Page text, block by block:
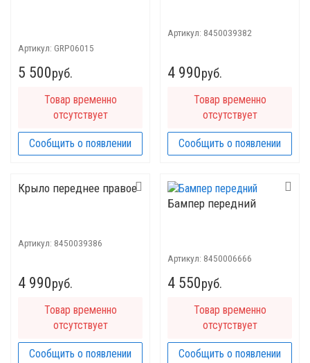
Артикул: GRP06015
5 500руб.
Товар временно
отсутствует
Сообщить о появлении
Артикул: 8450039382
4 990руб.
Товар временно
отсутствует
Сообщить о появлении
Крыло переднее правое
Артикул: 8450039386
4 990руб.
Товар временно
отсутствует
Сообщить о появлении
Бампер передний
Артикул: 8450006666
4 550руб.
Товар временно
отсутствует
Сообщить о появлении